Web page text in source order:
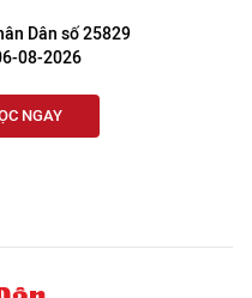
Dân số 25829
08-2026
NGAY